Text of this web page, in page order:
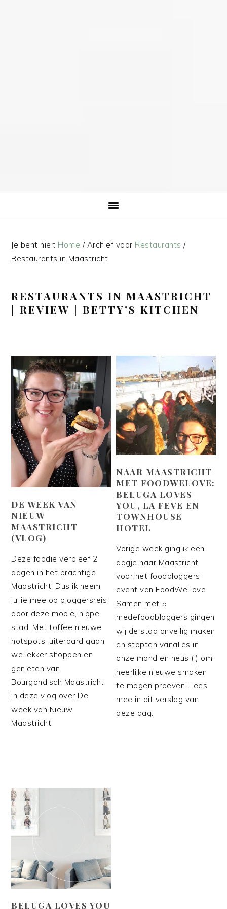
Je bent hier: Home /Archief voor Restaurants /
Restaurants in Maastricht
RESTAURANTS IN MAASTRICHT
| REVIEW | BETTY'S KITCHEN
DE WEEK VAN
NIEUW
MAASTRICHT
(VLOG)
Deze foodie verbleef 2
dagen in het prachtige
Maastricht! Dus ik neem
jullie mee op bloggersreis
door deze mooie, hippe
stad. Met toffee nieuwe
hotspots, uiteraard gaan
we lekker shoppen en
genieten van
Bourgondisch Maastricht
in deze vlog over De
week van Nieuw
Maastricht!
NAAR MAASTRICHT
MET FOODWELOVE:
BELUGA LOVES
YOU, LA FEVE EN
TOWNHOUSE
HOTEL
Vorige week ging ik een
dagje naar Maastricht
voor het foodbloggers
event van FoodWeLove.
Samen met 5
medefoodbloggers gingen
wij de stad onveilig maken
en stopten vanalles in
onze mond en neus (!) om
heerlijke nieuwe smaken
te mogen proeven. Lees
mee in dit verslag van
deze dag.
BELUGA LOVES YOU